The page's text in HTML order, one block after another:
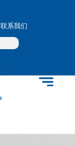
联系我们